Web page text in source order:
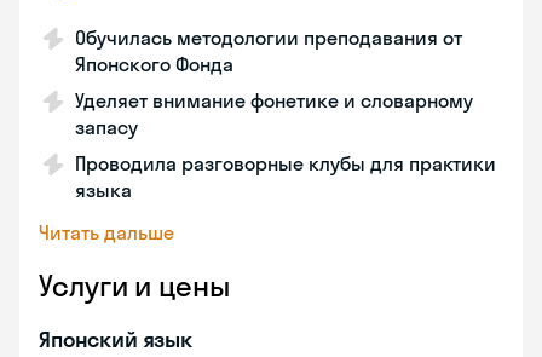
Обучилась методологии преподавания от
Японского Фонда
Уделяет внимание фонетике и словарному
запасу
Проводила разговорные клубы для практики
языка
Читать дальше
Услуги и цены
Японский язык